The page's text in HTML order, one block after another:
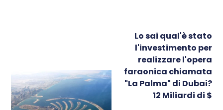
Lo sai qual'è stato
l'investimento per
realizzare l'opera
faraonica chiamata
"La Palma" di Dubai?
12 Miliardi di $